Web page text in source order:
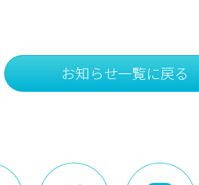
お知らせ一覧に戻る